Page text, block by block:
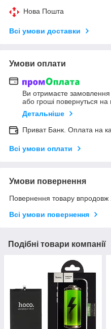
Нова Пошта
Всі умови доставки
Умови оплати
Ви отримаєте замовлення
або гроші повернуться на
Детальніше
Приват Банк. Оплата на
Всі умови оплати
Умови повернення
Повернення товару впродовж
Всі умови повернення
Подібні товари компанії